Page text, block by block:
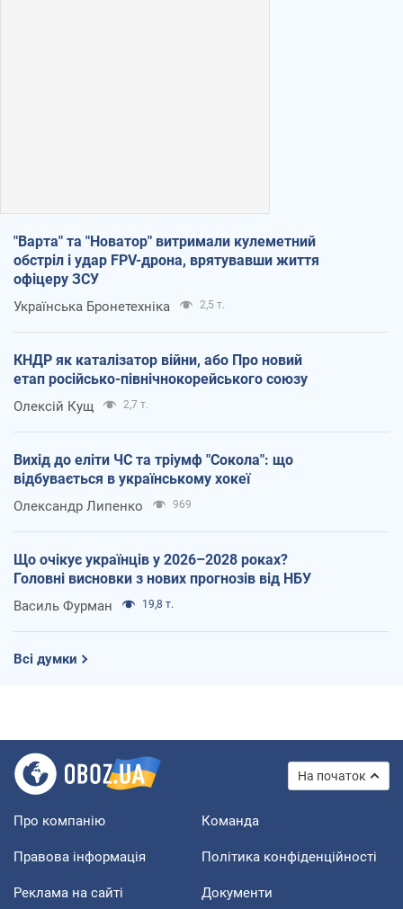
"Варта" та "Новатор" витримали кулеметний
обстріл і удар FPV-дрона, врятувавши життя
офіцеру ЗСУ
Українська Бронетехніка 2,5 т.
КНДР як каталізатор війни, або Про новий
етап російсько-північнокорейського союзу
Олексій Кущ 2,7 т.
Вихід до еліти ЧС та тріумф "Сокола": що
відбувається в українському хокеї
Олександр Липенко 969
Що очікує українців у 2026–2028 роках?
Головні висновки з нових прогнозів від НБУ
Василь Фурман 19,8 т.
Всі думки
На початок
Про компанію Команда
Правова інформація Політика конфіденційності
Реклама на сайті Документи